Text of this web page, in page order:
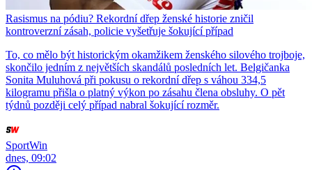
Rasismus na pódiu? Rekordní dřep ženské historie zničil
kontroverzní zásah, policie vyšetřuje šokující případ
To, co mělo být historickým okamžikem ženského silového trojboje,
skončilo jedním z největších skandálů posledních let. Belgičanka
Sonita Muluhová při pokusu o rekordní dřep s váhou 334,5
kilogramu přišla o platný výkon po zásahu člena obsluhy. O pět
týdnů později celý případ nabral šokující rozměr.
SportWin
dnes, 09:02